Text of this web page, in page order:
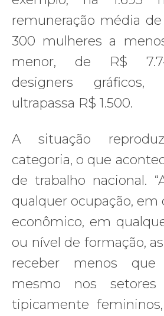
remuneração média de
300 mulheres a
menor, de R$
designers
ultrapassa R$ 1.500.
A situação
categoria, o que
de trabalho nacional.
qualquer ocupação, em
econômico, em
ou nível de formação,
receber menos
mesmo nos setores
tipicamente